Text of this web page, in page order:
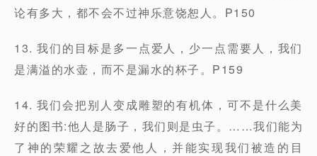
论有多大，都不会不过神乐意饶恕人。P150
13. 我们的目标是多一点爱人，少一点需要人，我们
是满溢的水壶，而不是漏水的杯子。P159
14. 我们会把别人变成雕塑的有机体，可不是什么美
好的图书:他人是肠子，我们则是虫子。……我们能为
了神的荣耀之故去爱他人，并能实现我们被造的目